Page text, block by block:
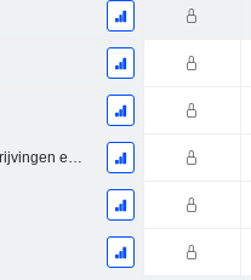
Bedrijfssegmenten - afschrijvingen en waardeverminderingen